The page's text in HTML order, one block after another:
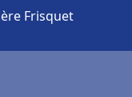
Frisquet